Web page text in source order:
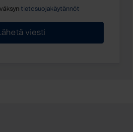
tietosuojakäytännöt